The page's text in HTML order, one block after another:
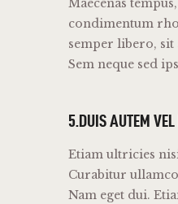
Maecenas
condimentum
semper libero, sit
Sem neque sed
5.DUIS AUTEM
Etiam ultricies
Curabitur
Nam eget dui.